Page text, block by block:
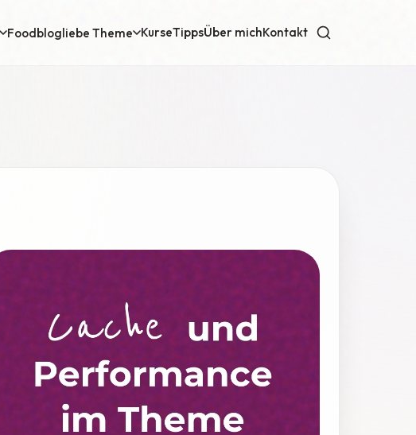
Foodblogliebe Theme KurseTippsÜber michKontakt